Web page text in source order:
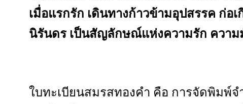
เมื่อแรกรัก เดินทางก้าวข้ามอุปสรรค ก่
นิรันดร เป็นสัญลักษณ์แห่งความรัก ควา
ใบทะเบียนสมรสทองคำ คือ การจัดพิมพ์